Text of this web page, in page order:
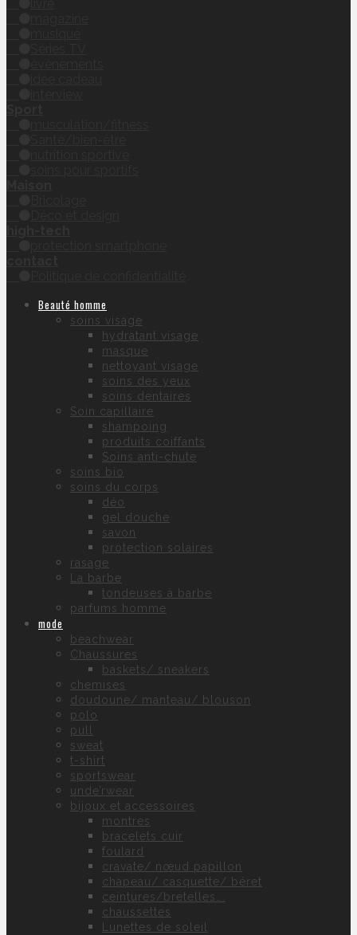
Beauté homme
soins visage
hydratant visage
masque
nettoyant visage
soins des yeux
soins dentaires
Soin capillaire
shampoing
produits coiffants
Soins anti-chute
soins bio
soins du corps
déo
gel douche
savon
protection solaires
rasage
La barbe
tondeuses à barbe
parfums homme
mode
beachwear
Chaussures
baskets/ sneakers
chemises
doudoune/ manteau/ blouson
polo
pull
sweat
t-shirt
sportswear
unde’rwear
bijoux et accessoires
montres
bracelets cuir
foulard
cravate/ nœud papillon
chapeau/ casquette/ béret
ceintures/bretelles….
chaussettes
Lunettes de soleil